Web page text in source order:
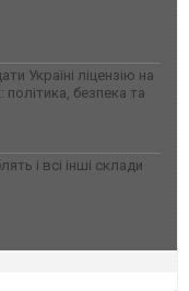
Україні ліцензію на
безпека та
і всі інші склади